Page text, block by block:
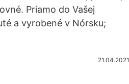
Priamo do Vašej
a vyrobené v Nórsku;
21.04.2021